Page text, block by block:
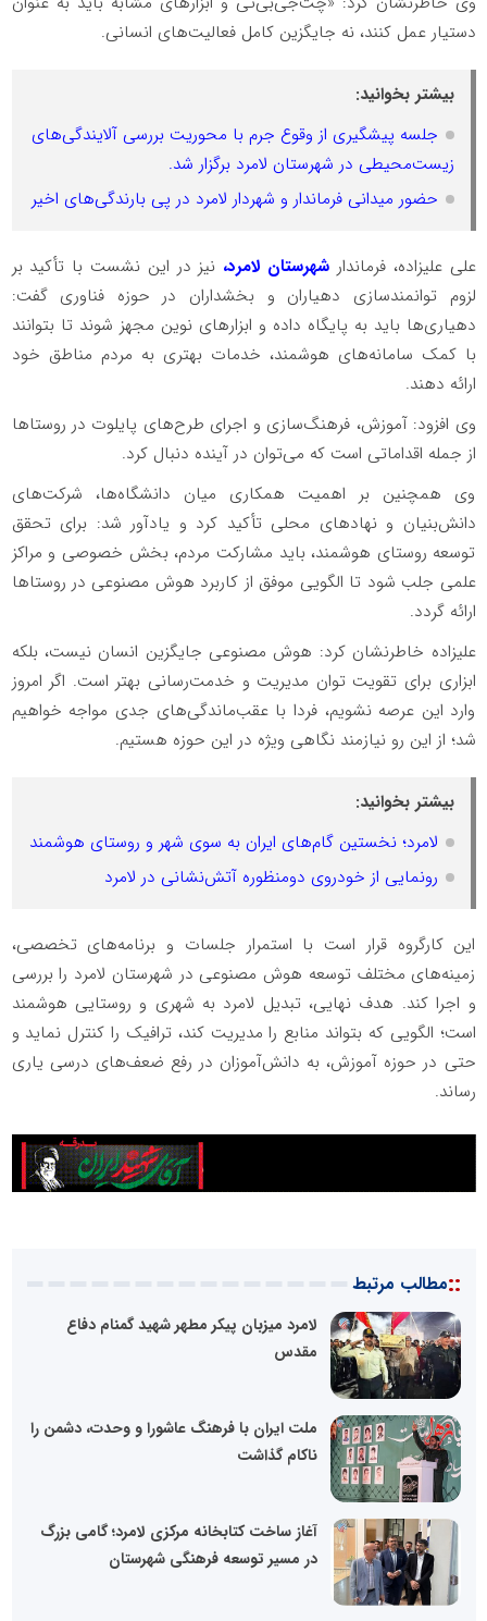
دستیار عمل کنند، نه جایگزین کامل فعالیت‌های انسانی.
بیشتر بخوانید:
جلسه پیشگیری از وقوع جرم با محوریت بررسی آلایندگی‌های
زیست‌محیطی در شهرستان لامرد برگزار شد.
حضور میدانی فرماندار و شهردار لامرد در پی بارندگی‌های اخیر
علی علیزاده، فرماندار شهرستان لامرد، نیز در این نشست با تأکید بر
لزوم توانمندسازی دهیاران و بخشداران در حوزه فناوری گفت:
دهیاری‌ها باید به پایگاه داده و ابزارهای نوین مجهز شوند تا بتوانند
با کمک سامانه‌های هوشمند، خدمات بهتری به مردم مناطق خود
ارائه دهند.
وی افزود: آموزش، فرهنگ‌سازی و اجرای طرح‌های پایلوت در روستاها
از جمله اقداماتی است که می‌توان در آینده دنبال کرد.
وی همچنین بر اهمیت همکاری میان دانشگاه‌ها، شرکت‌های
دانش‌بنیان و نهادهای محلی تأکید کرد و یادآور شد: برای تحقق
توسعه روستای هوشمند، باید مشارکت مردم، بخش خصوصی و مراکز
علمی جلب شود تا الگویی موفق از کاربرد هوش مصنوعی در روستاها
ارائه گردد.
علیزاده خاطرنشان کرد: هوش مصنوعی جایگزین انسان نیست، بلکه
ابزاری برای تقویت توان مدیریت و خدمت‌رسانی بهتر است. اگر امروز
وارد این عرصه نشویم، فردا با عقب‌ماندگی‌های جدی مواجه خواهیم
شد؛ از این رو نیازمند نگاهی ویژه در این حوزه هستیم.
بیشتر بخوانید:
لامرد؛ نخستین گام‌های ایران به سوی شهر و روستای هوشمند
رونمایی از خودروی دومنظوره آتش‌نشانی در لامرد
این کارگروه قرار است با استمرار جلسات و برنامه‌های تخصصی،
زمینه‌های مختلف توسعه هوش مصنوعی در شهرستان لامرد را بررسی
و اجرا کند. هدف نهایی، تبدیل لامرد به شهری و روستایی هوشمند
است؛ الگویی که بتواند منابع را مدیریت کند، ترافیک را کنترل نماید و
حتی در حوزه آموزش، به دانش‌آموزان در رفع ضعف‌های درسی یاری
رساند.
::مطالب مرتبط
لامرد میزبان پیکر مطهر شهید گمنام دفاع
مقدس
ملت ایران با فرهنگ عاشورا و وحدت، دشمن را
ناکام گذاشت
آغاز ساخت کتابخانه مرکزی لامرد؛ گامی بزرگ
در مسیر توسعه فرهنگی شهرستان